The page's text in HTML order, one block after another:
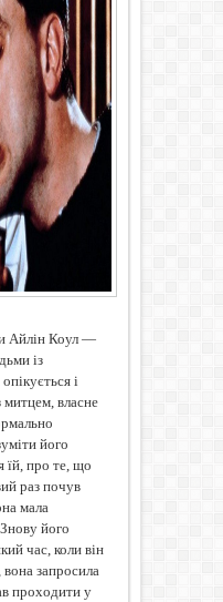
Айлін Коул —
із
і
митцем, власне
його
їй, про те, що
раз почув
мала
його
час, коли він
запросила
проходити у